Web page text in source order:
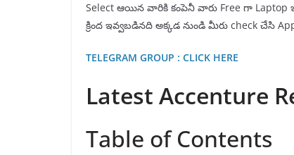
Select ఆయిన వారికి కంపెనీ వారు Free గా Laptop
క్రింద ఇవ్వబడినది అక్కడ నుండి మీరు check చేసి
TELEGRAM GROUP : CLICK HERE
Latest Accenture
Table of Contents